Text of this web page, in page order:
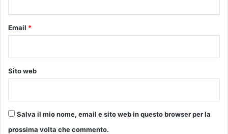
o
r
e
n
Email *
Sito web
Salva il mio nome, email e sito web in questo browser per la
prossima volta che commento.